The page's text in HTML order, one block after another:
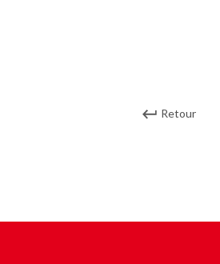
Retour